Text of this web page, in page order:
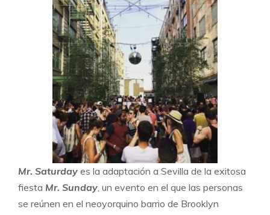
Mr. Saturday es la adaptación a Sevilla de la exitosa
fiesta Mr. Sunday un evento en el que las personas
se reúnen en el neoyorquino barrio de Brooklyn